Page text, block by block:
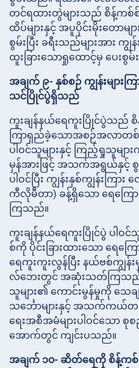
တင်ရထားတွဲများသည် စိန့်ကစ်စ်
ထိပ်များနှင့် အပူပိုင်းမိုးတောမျ
စွမ်းပြီး ခရီးသည်များအာ
ထူးခြားသောရှုထောင့်မှ ပေးစွ
အချက် ၉- နှစ်စဉ် ကျွန်းများ
သင်ပြိုင်ပွဲရှိသည်
ကူးချန်နယ်ရေကူးပြိုင်ပွဲသည်
ကြာရှည်ခဲ့သောအစဉ်အလာတစ်ခု
ပါဝင်သူများနှင့် ကြည့်ရှုသူမ
မှန်အားဖြင့် အသက်အရွယ်နှင့် စွ
ပါဝင်ပြီး ကျွန်းနှစ်ကျွန်းကြား
ကီလိုမီတာ) ခန့်ရှိသော ရေကြော
ကြသည်။
ကူးချန်နယ်ရေကူးပြိုင်ပွဲ ပါဝ
စ်ကို ပိုင်းခြားထားသော ရေကြ
ရေကူးကူးလွန်ပြီး နယ်ဗစ်ကျွ
လ်ဘေးတွင် အဆုံးသတ်ကြသည်
သူများ၏ ကောင်းမွန်မှုကို သ
သင်္ဘောများနှင့် အသက်ကယ်တ
ရေးအစီအမံများပါဝင်သော စု
အောက်တွင် ကျင်းပသည်။
အချက် ၁၀- ဆိတ်ရေကို စိန့်က